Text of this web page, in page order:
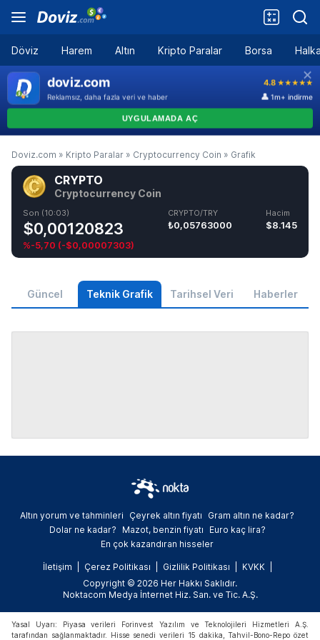
Döviz Harem Altın Kripto Paralar Borsa
Doviz.com » Kripto Paralar » Cryptocurrency Coin » Grafik
CRYPTO
Cryptocurrency Coin
Son (10:03)
$0,00120823
%-5,70 (-$0,00007303)
CRYPTO/TRY
₺0,05763000
Hacim
$8.145
Güncel Teknik Grafik Tarihsel Veri Haberler
Altın yorum ve tahminleri Çeyrek altın fiyatı
Gram altın ne kadar?
Dolar ne kadar?
Mazot, benzin fiyatı
Euro kaç lira?
En çok kazandıran hisseler
İletişim Çerez Politikası Gizlilik Politikası
KVKK
Copyright © 2026 Her Hakkı Saklıdır.
Noktacom Medya İnternet Hiz. San. ve Tic. A.Ş.
Yasal Uyarı: Piyasa verileri Forinvest Yazılım ve Teknolojileri Hizmetleri A.Ş.
tarafından sağlanmaktadır. Hisse senedi verileri 15 dakika, Tahvil-Bono-Repo özet